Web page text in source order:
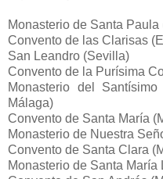
Monasterio de Santa
Convento de las Clarisas
San Leandro (Sevilla)
Convento de la Purísima
Monasterio del
Málaga)
Convento de Santa María
Monasterio de Nuestra
Convento de Santa Clara
Monasterio de Santa